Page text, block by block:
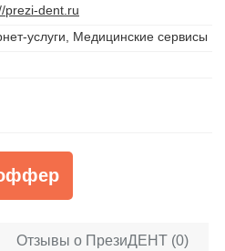
prezi-dent.ru
услуги, Медицинские сервисы
Отзывы о ПрезиДЕНТ (0)